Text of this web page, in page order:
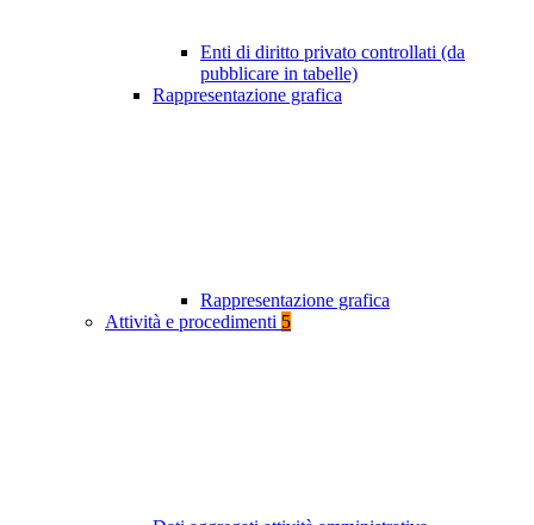
Enti di diritto privato controllati (da
pubblicare in tabelle)
Rappresentazione grafica
Rappresentazione grafica
Attività e procedimenti 5